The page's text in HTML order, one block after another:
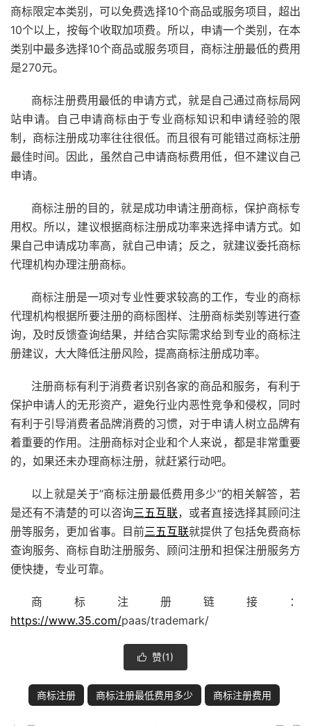
商标限定本类别，可以免费选择10个商品或服务项目，超出
10个以上，按每个收取加项费。所以，申请一个类别，在本
类别中最多选择10个商品或服务项目，商标注册最低的费用
是270元。
商标注册费用最低的申请方式，就是自己通过商标局网
站申请。自己申请商标由于专业商标知识和申请经验的限
制，商标注册成功率往往很低。而且很有可能错过商标注册
最佳时间。因此，虽然自己申请商标费用低，但不建议自己
申请。
商标注册的目的，就是成功申请注册商标，保护商标专
用权。所以，建议根据商标注册成功率来选择申请方式。如
果自己申请成功率高，就自己申请；反之，就建议委托商标
代理机构办理注册商标。
商标注册是一项对专业性要求较高的工作，专业的商标
代理机构根据所要注册的商标图样、注册商标类别等进行查
询，及时反馈查询结果，并结合实际需求给到专业的商标注
册建议，大大降低注册风险，提高商标注册成功率。
注册商标有利于消费者识别各家的商品和服务，有利于
保护申请人的无形资产，避免行业内恶性竞争和侵权，同时
有利于引导消费者品牌消费的习惯，对于申请人树立品牌有
着重要的作用。注册商标对企业和个人来说，都是非常重要
的，如果还未办理商标注册，就赶紧行动吧。
以上就是关于“商标注册最低费用多少”的相关解答，若
是还有不清楚的可以咨询三五互联，或者直接选择其顾问注
册等服务，更加省事。目前三五互联就提供了包括免费商标
查询服务、商标自助注册服务、顾问注册和担保注册服务方
便快捷，专业可靠。
商标注册链接：
https://www.35.com/paas/trademark/
 赞(1)
商标注册 商标注册最低费用多少 商标注册费用